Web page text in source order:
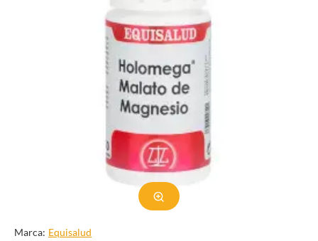
funciones vitales en el mantenimiento de huesos fuertes y el
apoyo a la función articular óptima. Ya sea que esté buscando
alivio para las molestias o buscando un fortalecimiento óseo a
largo plazo, nuestra categoría de Suplementos para huesos,
articulaciones y cartílagos ofrece una amplia gama de opciones
para satisfacer sus necesidades.
Navegue a través de nuestra plataforma de usuario para acceder a
información detallada del producto, lea reseñas de clientes
satisfechos como usted y tome decisiones bien informadas y
alineadas con sus objetivos de bienestar musculoesquelético. Ya
sea que lleve un estilo de vida o priorice la salud de sus
articulaciones y huesos como atleta o simplemente se preocupe
por su bienestar en general, hemos seleccionado cuidadosamente
Marca: Equisalud